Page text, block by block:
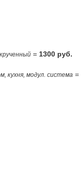
= 1300 руб.
кухня, модул. система =